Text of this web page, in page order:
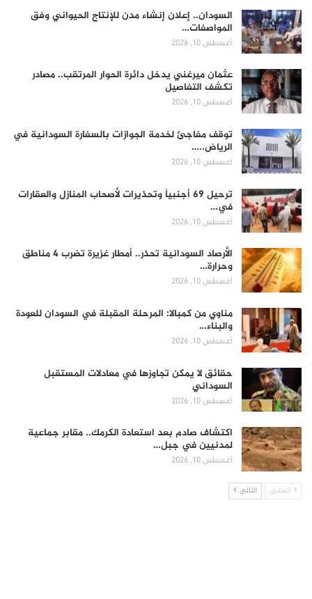
السودان.. إعلان إنشاء مدن للإنتاج الحيواني وفق
المواصفات…
أغسطس 10, 2026
عثمان ميرغني يدخل دائرة الحوار المرتقب.. مصادر
تكشف التفاصيل
أغسطس 10, 2026
توقف مفاجئ لخدمة الجوازات بالسفارة السودانية في
الرياض..…
أغسطس 10, 2026
ترحيل 69 أجنبياً وتحذيرات لأصحاب المنازل والعقارات
في…
أغسطس 10, 2026
الأرصاد السودانية تحذر.. أمطار غزيرة تضرب 4 مناطق
وحرارة…
أغسطس 10, 2026
مناوي من كمبالا: المرحلة المقبلة في السودان للعودة
والبناء…
أغسطس 10, 2026
حقائق لا يمكن تجاوزها في معادلات المستقبل
السوداني
أغسطس 10, 2026
اكتشاف صادم بعد استعادة الكرمك.. مقابر جماعية
لمدنيين في جبل…
أغسطس 10, 2026
السابق التالي